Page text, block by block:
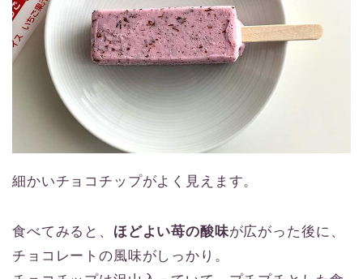
細かいチョコチップがよく見えます。
食べてみると、 ほどよい苺の酸味が広がった後に、
チョコレートの風味がしっかり。